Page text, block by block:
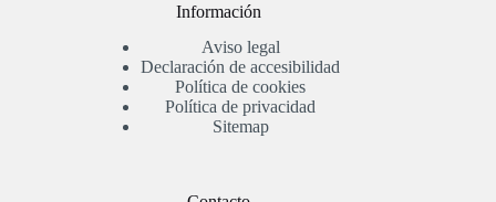
Información
Aviso legal
Declaración de accesibilidad
Política de cookies
Política de privacidad
Sitemap